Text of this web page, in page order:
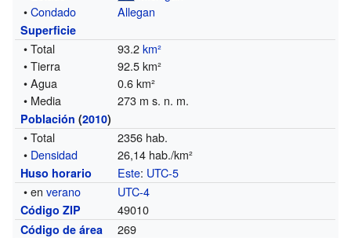
•Condado Allegan
Superficie
• Total 93.2km²
• Tierra
92.5 km²
• Agua
0.6 km²
• Media
273 m s. n. m.
Población (2010)
• Total
2356 hab.
• Densidad 26,14 hab./km²
Huso horario Este: UTC-5
• enverano UTC-4
Código ZIP 49010
Código de área 269